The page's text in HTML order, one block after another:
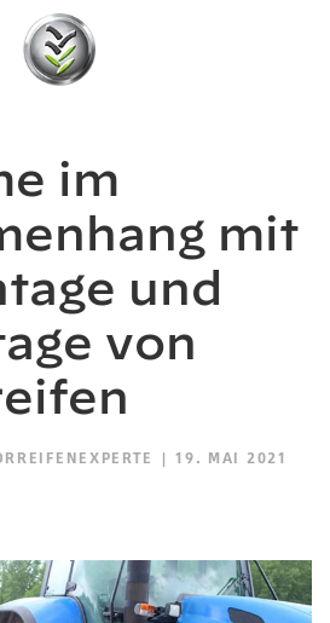
im
mit
und
von
| 19. MAI 2021